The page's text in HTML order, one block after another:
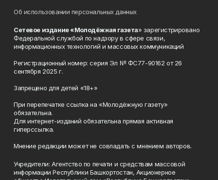
Об использовании персональных данных
Сетевое издание «Молодёжная газета» зарегистрировано
Федеральной службой по надзору в сфере связи,
информационных технологий и массовых коммуникаций
Регистрационный номер: серия Эл № ФС77-90162 от 26
сентября 2025 г.
Запрещено для детей «18+»
При перепечатке ссылка на «Молодёжную газету»
обязательна.
Для интернет-изданий обязательна прямая активная
гиперссылка.
Мнение редакции может не совпадать с мнением авторов.
Учредители: Агентство по печати и средствам массовой
информации Республики Башкортостан, Акционерное